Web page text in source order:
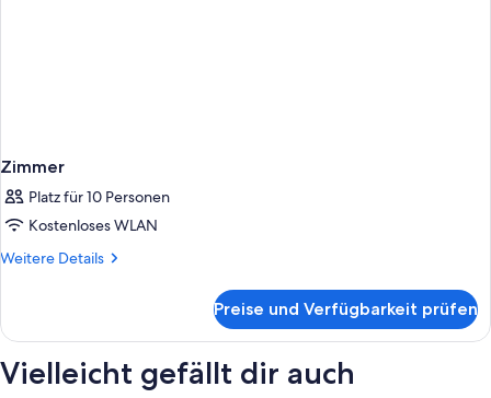
Zimmer
Platz für 10 Personen
Kostenloses WLAN
Weitere Details
Weitere
Preise und Verfügbarkeit prüfen
Vielleicht gefällt dir auch